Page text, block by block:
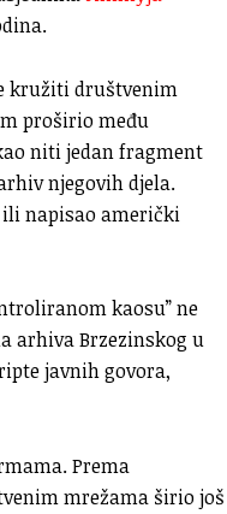
kružiti društvenim
proširio među
niti jedan fragment
njegovih djela.
napisao američki
kaosu” ne
arhiva Brzezinskog u
javnih govora,
Prema
mrežama širio još